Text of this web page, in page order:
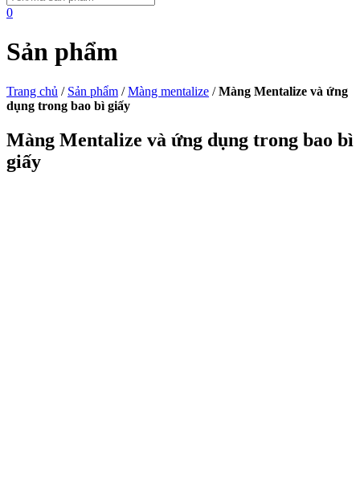
0
Sản phẩm
Trang chủ / Sản phẩm /Màng mentalize /Màng Mentalize và ứng
dụng trong bao bì giấy
Màng Mentalize và ứng dụng trong bao bì
giấy